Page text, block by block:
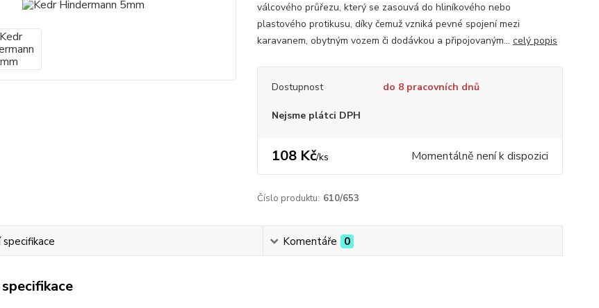
válcového průřezu, který se zasouvá do hliníkového nebo
plastového protikusu, díky čemuž vzniká pevné spojení mezi
karavanem, obytným vozem či dodávkou a připojovaným... celý popis
Dostupnost do 8 pracovních dnů
Nejsme plátci DPH
108 Kč/ks Momentálně není k dispozici
Číslo produktu: 610/653
Komentáře 0